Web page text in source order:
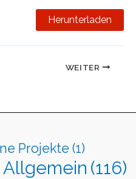
Herunterladen
WEITER
Projekte (1)
Allgemein (116)